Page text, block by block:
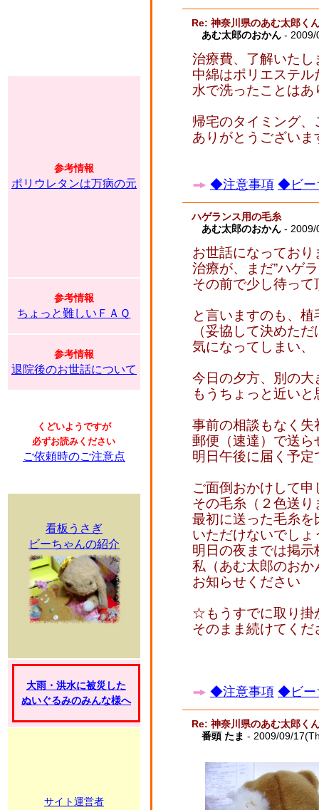
参考情報
ポリウレタンは万病の元
参考情報
ちょっと難しいＦＡＱ
参考情報
退院後のお世話について
くどいようですが
必ずお読みください
ご依頼時のご注意点
看板うさぎ
ビーちゃんの紹介
大雨・洪水に被災した
ぬいぐるみのみんな様へ
サイト運営者
Re: 神奈川県のあむ太郎く
あむ太郎のおかん -
治療費、了解いたし
中綿はポリエステ
水で洗ったことはあ
帰宅のタイミング、
ありがとうございま
◆注意事項 ◆ビー
ハゲランス用の毛糸
あむ太郎のおかん -
お世話になっており
治療が、まだ”ハゲ
その前で少し待っ
と言いますのも、
（妥協して決めた
気になってしまい、
今日の夕方、別の
もうちょっと近い
事前の相談もなく
郵便（速達）で送ら
明日午後に届く予定
ご面倒おかけして
その毛糸（２色送り
最初に送った毛糸
いただけないでしょ
明日の夜までは掲
私（あむ太郎のお
お知らせください
☆もうすでに取り掛
そのまま続けてく
◆注意事項 ◆ビー
Re: 神奈川県のあむ太郎く
番頭 たま - 2009/09/